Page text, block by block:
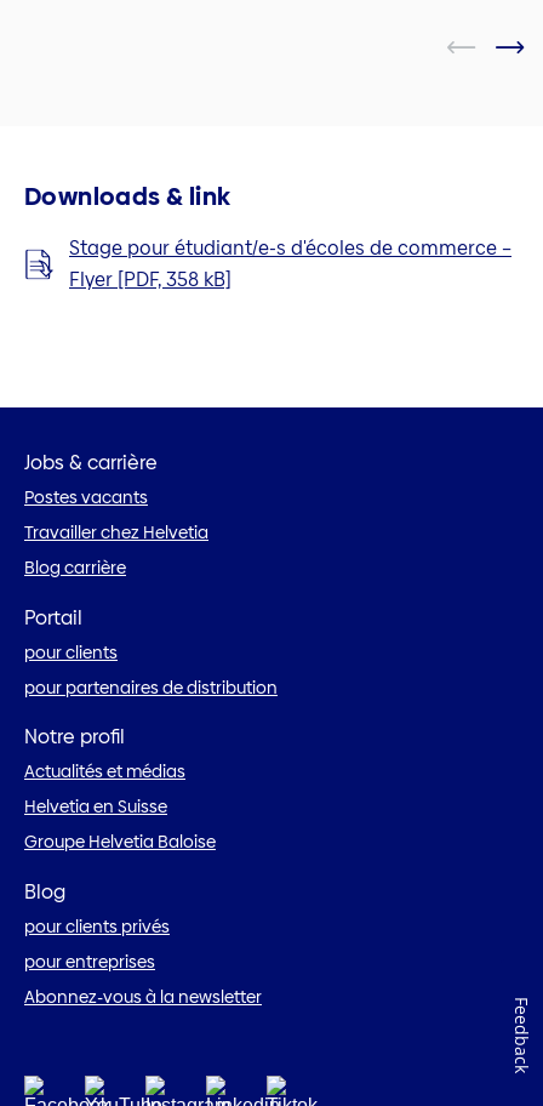
Downloads & link
Stage pour étudiant/e-s d'écoles de commerce –
Flyer [PDF, 358 kB]
Jobs & carrière
Postes vacants
Travailler chez Helvetia
Blog carrière
Portail
pour clients
pour partenaires de distribution
Notre profil
Actualités et médias
Helvetia en Suisse
Groupe Helvetia Baloise
Blog
pour clients privés
pour entreprises
Abonnez-vous à la newsletter
Feedback